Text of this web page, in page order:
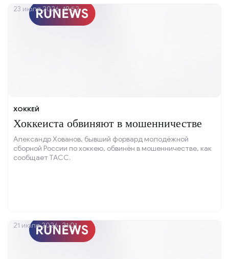
ХОККЕЙ
Хоккеиста обвиняют в мошенничестве
Александр Хованов, бывший форвард молодёжной
сборной России по хоккею, обвинён в мошенничестве, как
сообщает ТАСС.
23 июля 2026, 19:52
21 июля 2026, 21:01